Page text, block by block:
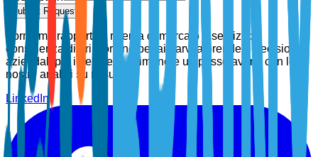
Submit Request
Forniamo rapporti di ricerca di mercato e servizi di
consulenza di prim'ordine per aiutarvi a prendere decisioni
aziendali più intelligenti. Rimanete un passo avanti con le
nostre analisi su misura.
LinkedIn